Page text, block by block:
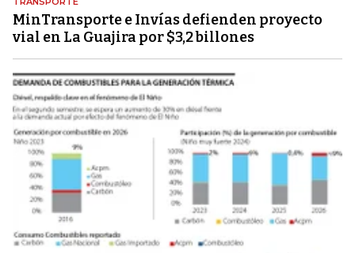
MinTransporte e Invías defienden proyecto
vial en La Guajira por $3,2 billones